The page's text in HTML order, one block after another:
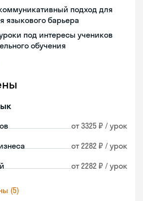
подход для
языкового барьера
под интересы учеников
обучения
от 3325 ₽ / урок
от 2282 ₽ / урок
от 2282 ₽ / урок
(5)